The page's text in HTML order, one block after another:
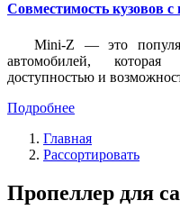
Совместимость кузовов
Mini-Z — это
автомобилей,
доступностью и
Подробнее
Главная
Рассортировать
Пропеллер для